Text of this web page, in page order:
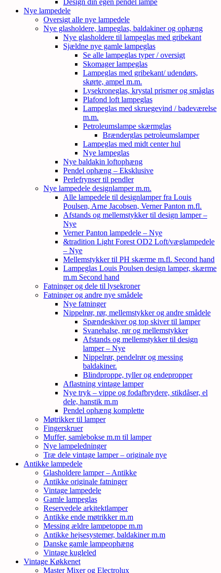
Nye lampedele
Oversigt alle nye lampedele
Nye glasholdere, lampeglas, baldakiner og ophæng
Nye glasholdere til lampeglas med gribekant
Sjældne nye gamle lampeglas
Se alle lampeglas typer / oversigt
Skomager lampeglas
Lampeglas med gribekant/ udendørs,
skørte, ampel m.m.
Lysekroneglas, krystal prismer og småglas
Plafond loft lampeglas
Lampeglas med skruegevind / badeværelse
m.m.
Petroleumslampe skærmglas
Brænderglas petroleumslamper
Lampeglas med midt center hul
Nye lampeglas
Nye baldakin loftophæng
Pendel ophæng – Eksklusive
Perlefrynser til pendler
Nye lampedele designlamper m.m.
Alle lampedele til designlamper fra Louis
Poulsen, Arne Jacobsen, Verner Panton m.fl.
Afstands og mellemstykker til design lamper –
Nye
Verner Panton lampedele – Nye
&tradition Light Forest OD2 Loft/væglampedele
– Nye
Mellemstykker til PH skærme m.fl. Second hand
Lampeglas Louis Poulsen design lamper, skærme
m.m Second hand
Fatninger og dele til lysekroner
Fatninger og andre nye smådele
Nye fatninger
Nippelrør, rør, mellemstykker og andre smådele
Spændeskiver og top skiver til lamper
Svanehalse, rør og mellemstykker
Afstands og mellemstykker til design
lamper – Nye
Nippelrør, pendelrør og messing
baldakiner.
Blindproppe, tyller og endepropper
Aflastning vintage lamper
Nye tryk – vippe og fodafbrydere, stikdåser, el
dele, hanstik m.m
Pendel ophæng komplette
Møtrikker til lamper
Fingerskruer
Muffer, samlebokse m.m til lamper
Nye lampeledninger
Træ dele vintage lamper – originale nye
Antikke lampedele
Glasholdere lamper – Antikke
Antikke originale fatninger
Vintage lampedele
Gamle lampeglas
Reservedele arkitektlamper
Antikke ende møtrikker m.m
Messing ældre lampetoppe m.m
Antikke hejsesystemer, baldakiner m.m
Danske gamle lampeophæng
Vintage kugleled
Vintage Køkkenet
Master Mixer og Electrolux